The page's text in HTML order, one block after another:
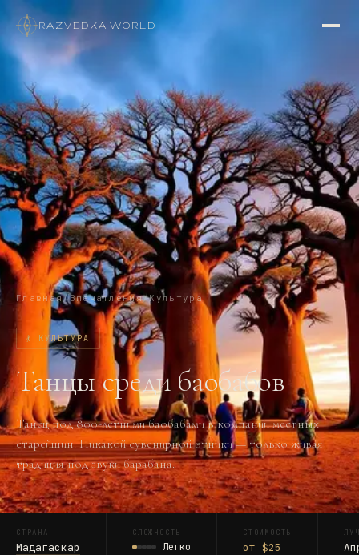
RAZVEDKA·WORLD
Главная/Впечатления/Культура
💃 КУЛЬТУРА
Танцы среди баобабов
Танец под 800-летними баобабами в компании местных
старейшин. Никакой сувенирной этники — только живая
традиция под звуки барабана.
СТРАНА
Мадагаскар
СЛОЖНОСТЬ
Легко
СТОИМОСТЬ
от $25